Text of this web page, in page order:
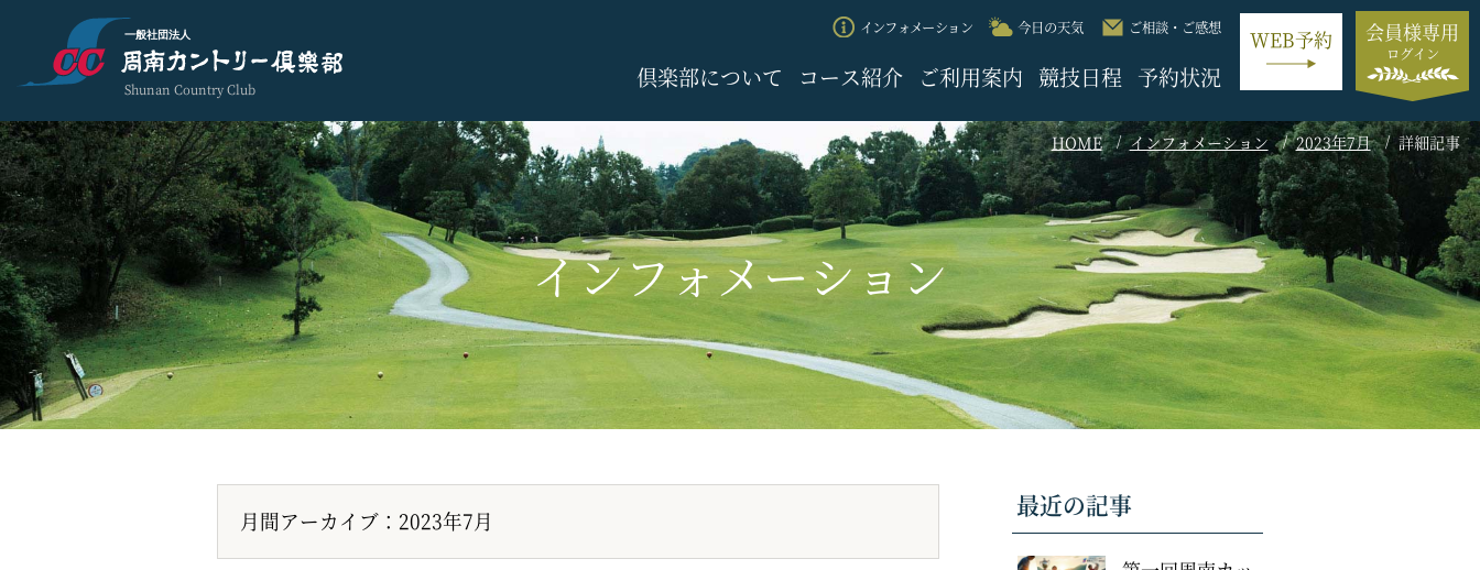
一般社団法人
Shunan Country Club
会員様専用
ログイン
WEB予約
インフォメーション 今日の天気 ご相談・ご感想
倶楽部について コース紹介 ご利用案内 競技日程 予約状況
HOME インフォメーション 2023年7月 詳細記事
インフォメーション
月間アーカイブ：2023年7月
最近の記事